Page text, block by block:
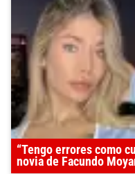
“Tengo errores como
novia de Facundo